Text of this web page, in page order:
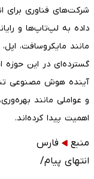
شرکت‌های فناوری برای
داده به لپ‌تاپ‌ها و
مانند مایکروسافت،
آینده هوش مصنوعی
و عواملی مانند
اهمیت پیدا کرده‌اند.
منبع
فارس
انتهای پیام/